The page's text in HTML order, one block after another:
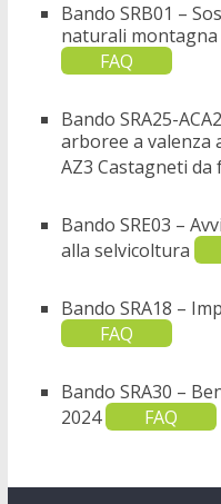
Bando SRB01 –
naturali montagna
FAQ
Bando SRA25-
arboree a valenza
AZ3 Castagneti
Bando SRE03 –
alla selvicoltura
Bando SRA18 –
FAQ
Bando SRA30 –
2024
FAQ